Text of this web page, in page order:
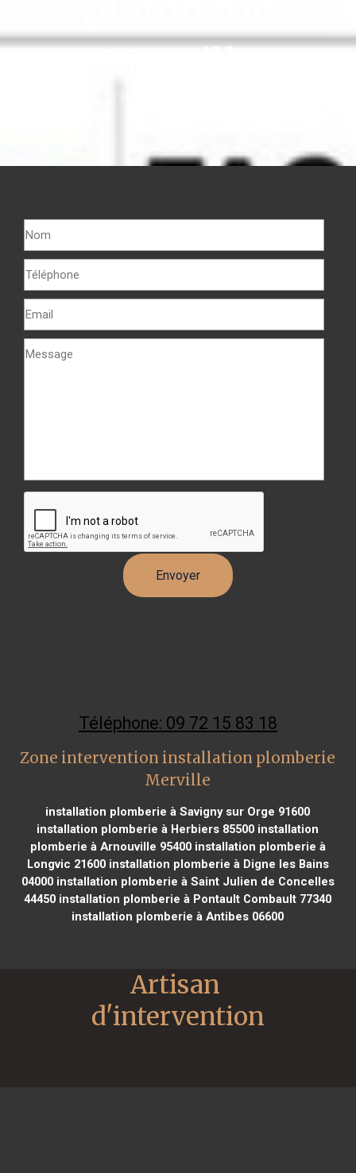
Téléphone: 09 72 15 83 18
Zone intervention installation plomberie
Merville
installation plomberie à Savigny sur Orge 91600
installation plomberie à Herbiers 85500 installation
plomberie à Arnouville 95400installation plomberie à
Longvic 21600installation plomberie à Digne les Bains
04000installation plomberie à Saint Julien de Concelles
44450 installation plomberie à Pontault Combault 77340
installation plomberie à Antibes 06600
Artisan
d'intervention